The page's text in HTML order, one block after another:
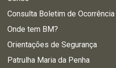
Consulta Boletim de Ocorrência
Onde tem BM?
Orientações de Segurança
Patrulha Maria da Penha